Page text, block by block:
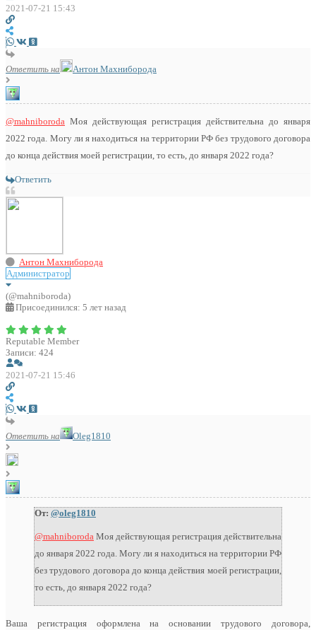
2021-07-21 15:43
Ответить на Антон Махниборода
@mahniboroda Моя действующая регистрация действительна до января
2022 года. Могу ли я находиться на территории РФ без трудового договора
до конца действия моей регистрации, то есть, до января 2022 года?
Ответить
Антон Махниборода
Администратор
(@mahniboroda)
Присоединился: 5 лет назад
Reputable Member
Записи: 424
2021-07-21 15:46
Ответить на Oleg1810
От: @oleg1810
@mahniboroda Моя действующая регистрация действительна
до января 2022 года. Могу ли я находиться на территории РФ
без трудового договора до конца действия моей регистрации,
то есть, до января 2022 года?
Ваша регистрация оформлена на основании трудового договора,